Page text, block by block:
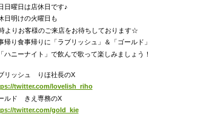
日曜日は店休日です♪
日明けの火曜日も
よりお客様のご来店をお待ちしております☆
帰り食事帰りに「ラブリッシュ」＆「ゴールド」
ハニーナイト」で飲んで歌って楽しみましょう！
リッシュ りほ社長のX
twitter.com/lovelish_riho
ルド きえ専務のX
twitter.com/gold_kie